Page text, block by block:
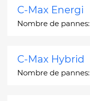
C-Max Energi
Nombre de pannes:
C-Max Hybrid
Nombre de pannes: